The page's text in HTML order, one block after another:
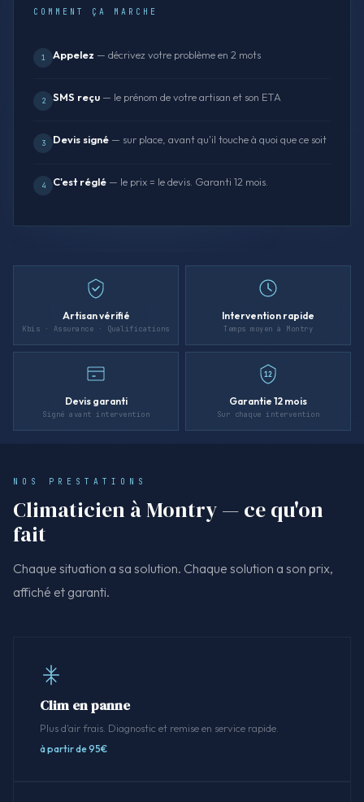
COMMENT ÇA MARCHE
1 Appelez — décrivez votre problème en 2 mots
2 SMS reçu — le prénom de votre artisan et son ETA
3 Devis signé — sur place, avant qu'il touche à quoi que ce soit
4 C'est réglé — le prix = le devis. Garanti 12 mois.
Artisan vérifié
Kbis · Assurance · Qualifications
Intervention rapide
Temps moyen à Montry
Devis garanti
Signé avant intervention
12
Garantie 12 mois
Sur chaque intervention
NOS PRESTATIONS
Climaticien à Montry — ce qu'on
fait
Chaque situation a sa solution. Chaque solution a son prix,
affiché et garanti.
Clim en panne
Plus d'air frais. Diagnostic et remise en service rapide.
à partir de 95€